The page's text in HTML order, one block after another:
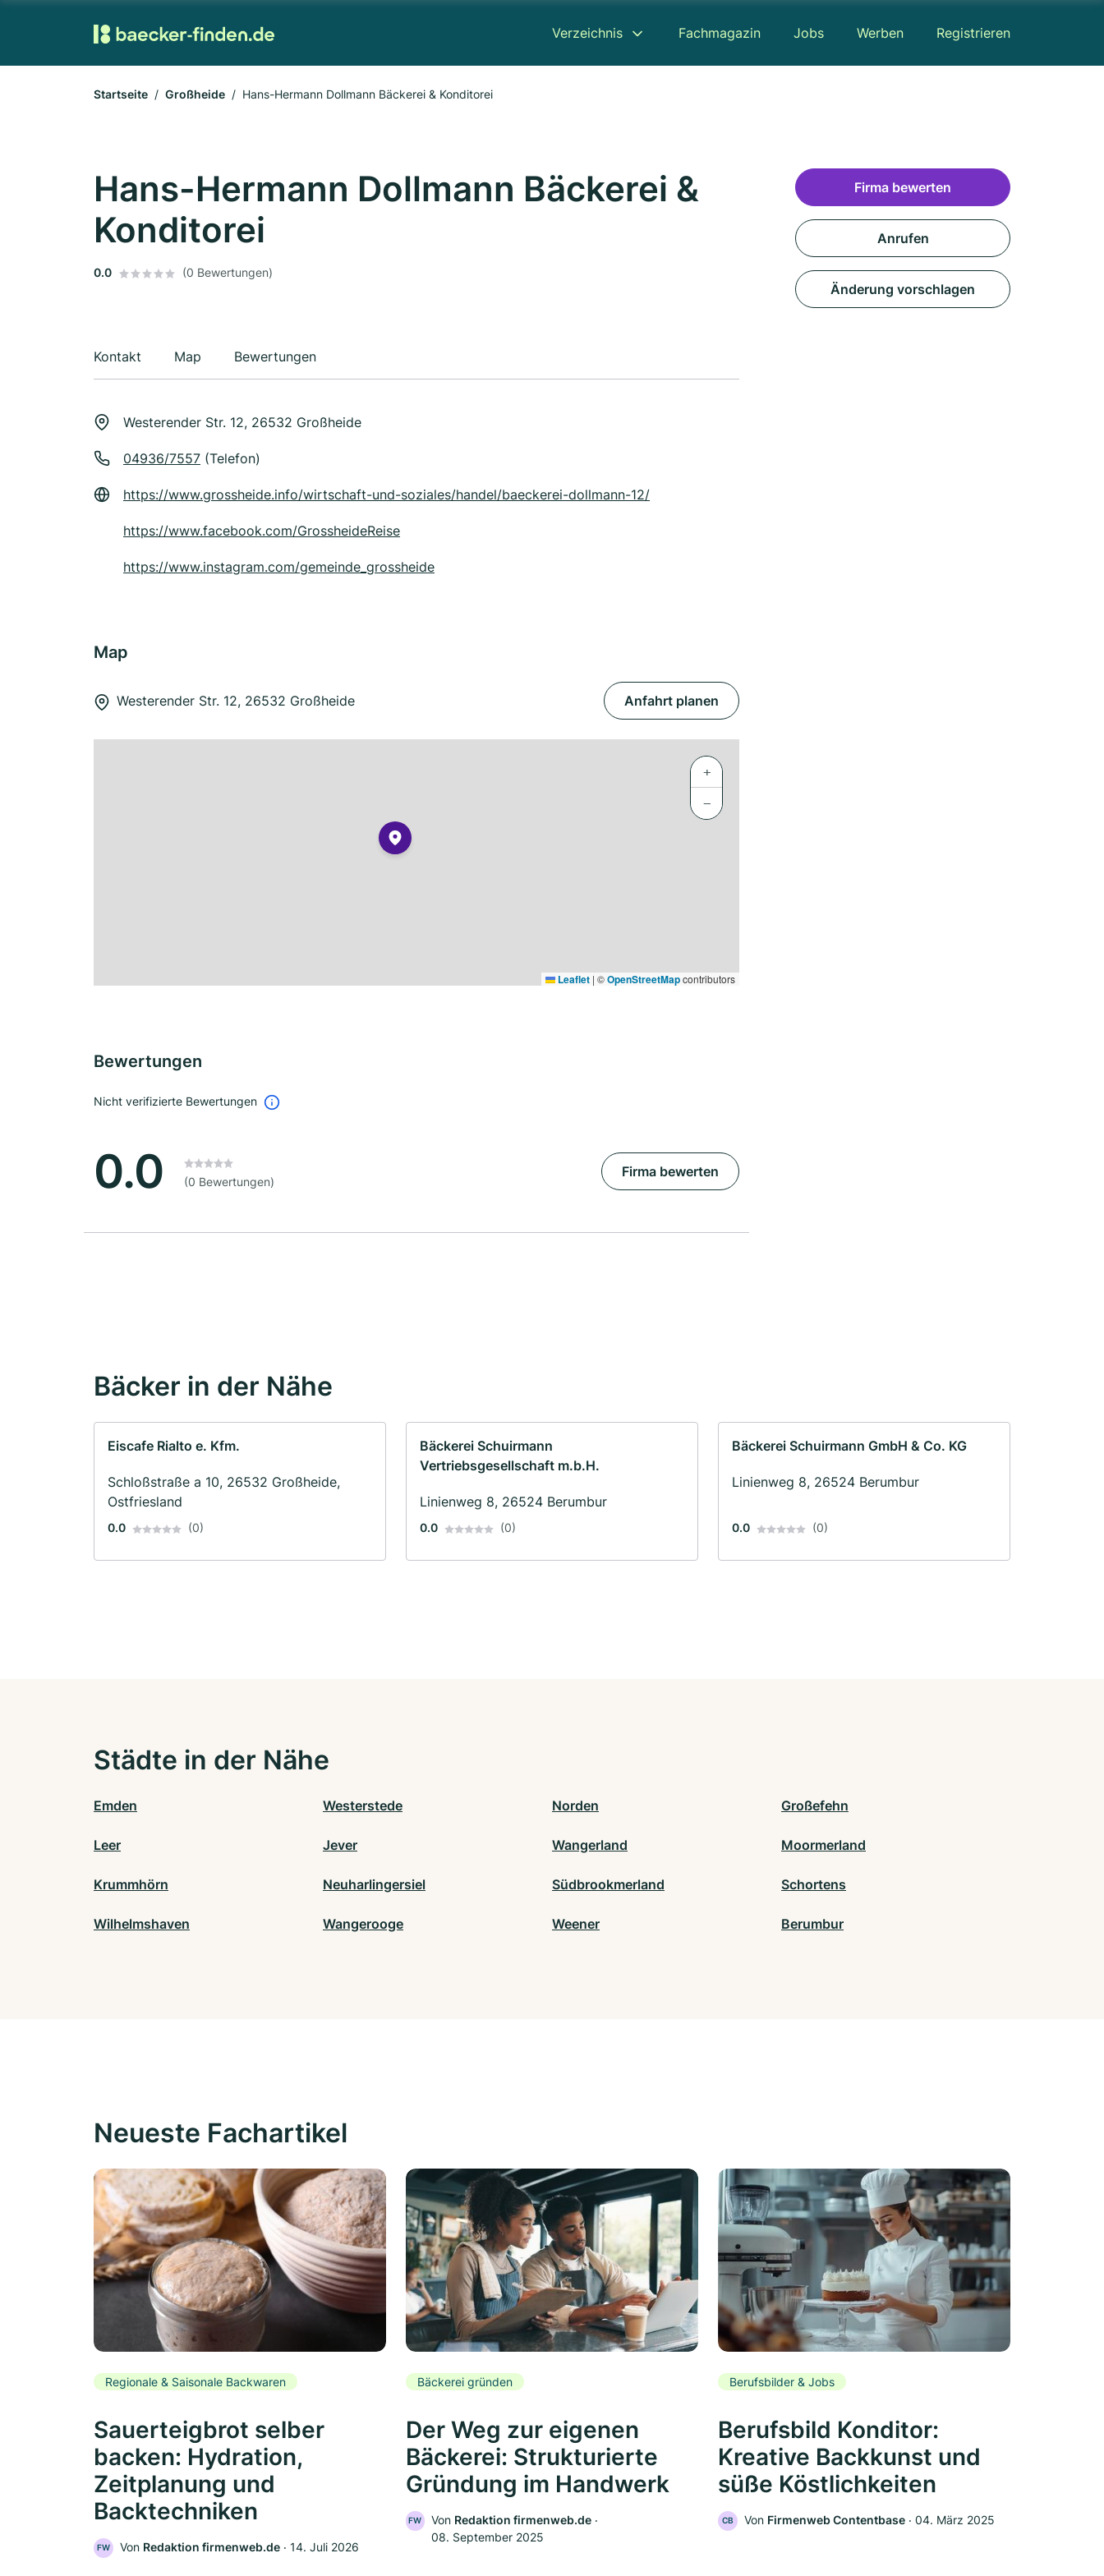
Verzeichnis Fachmagazin Jobs Werben Registrieren
Startseite Großheide Hans-Hermann Dollmann Bäckerei & Konditorei
Hans-Hermann Dollmann Bäckerei &
Konditorei
0.0 (0 Bewertungen)
Kontakt Map Bewertungen
Westerender Str. 12, 26532 Großheide
04936/7557 (Telefon)
https://www.grossheide.info/wirtschaft-und-soziales/handel/baeckerei-dollmann-12/
https://www.facebook.com/GrossheideReise
https://www.instagram.com/gemeinde_grossheide
Map
Westerender Str. 12, 26532 Großheide Anfahrt planen
+
−
Leaflet | ©OpenStreetMapcontributors
Bewertungen
Nicht verifizierte Bewertungen
0.0 (0 Bewertungen)
Firma bewerten
Firma bewerten
Anrufen
Änderung vorschlagen
Bäcker in der Nähe
Eiscafe Rialto e. Kfm.
Schloßstraße a 10, 26532 Großheide,
Ostfriesland
0.0 (0)
Bäckerei Schuirmann
Vertriebsgesellschaft m.b.H.
Linienweg 8, 26524 Berumbur
0.0 (0)
Bäckerei Schuirmann GmbH & Co. KG
Linienweg 8, 26524 Berumbur
0.0 (0)
Städte in der Nähe
Emden Westerstede Norden Großefehn
Leer Jever Wangerland Moormerland
Krummhörn Neuharlingersiel Südbrookmerland Schortens
Wilhelmshaven Wangerooge Weener Berumbur
Neueste Fachartikel
Regionale & Saisonale Backwaren
Sauerteigbrot selber
backen: Hydration,
Zeitplanung und
Backtechniken
FW Von Redaktion firmenweb.de ‧ 14. Juli 2026
Bäckerei gründen
Der Weg zur eigenen
Bäckerei: Strukturierte
Gründung im Handwerk
FW Von Redaktion firmenweb.de‧
08. September 2025
Berufsbilder & Jobs
Berufsbild Konditor:
Kreative Backkunst und
süße Köstlichkeiten
CB Von Firmenweb Contentbase ‧ 04. März 2025